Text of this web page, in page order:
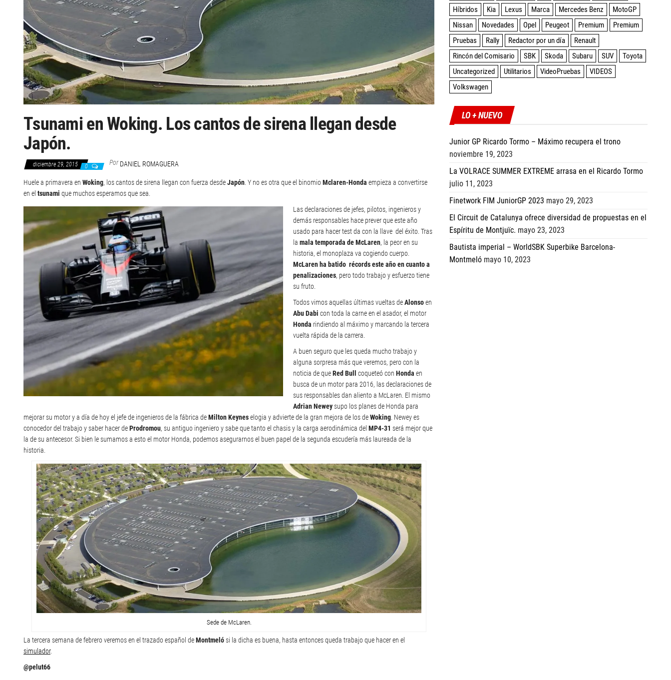
Tsunami en Woking. Los cantos de sirena llegan desde
Japón.
diciembre 29, 2015 0 Por DANIEL ROMAGUERA
Huele a primavera en Woking, los cantos de sirena llegan con fuerza desdeJapón . Y no es otra que el binomio Mclaren-Honda empieza a convertirse
en el tsunami que muchos esperamos que sea.
Las declaraciones de jefes, pilotos, ingenieros y
demás responsables hace prever que este año
usado para hacer test da con la llave del éxito. Tras
la mala temporada de McLaren, la peor en su
historia, el monoplaza va cogiendo cuerpo.
McLaren ha batido récords este año en cuanto a
penalizaciones, pero todo trabajo y esfuerzo tiene
su fruto.
Todos vimos aquellas últimas vueltas deAlonsoen
Abu Dabi con toda la carne en el asador, el motor
Honda rindiendo al máximo y marcando la tercera
vuelta rápida de la carrera.
A buen seguro que les queda mucho trabajo y
alguna sorpresa más que veremos, pero con la
noticia de queRed Bull coqueteó con Honda en
busca de un motor para 2016, las declaraciones de
sus responsables dan aliento a McLaren. El mismo
Adrian Neweysupo los planes de Honda para
mejorar su motor y a día de hoy el jefe de ingenieros de la fábrica deMilton Keyneselogia y advierte de la gran mejora de los deWoking . Newey es
conocedor del trabajo y saber hacer deProdromou, su antiguo ingeniero y sabe que tanto el chasis y la carga aerodinámica del MP4-31 será mejor que
la de su antecesor. Si bien le sumamos a esto el motor Honda, podemos asegurarnos el buen papel de la segunda escudería más laureada de la
historia.
Sede de McLaren.
La tercera semana de febrero veremos en el trazado español deMontmelósi la dicha es buena, hasta entonces queda trabajo que hacer en el
simulador.
@pelut66
Híbridos
Kia Lexus Marca Mercedes Benz
MotoGP
Nissan
Novedades Opel Peugeot Premium
Premium
Pruebas
Rally Redactor por un día
Renault
Rincón del Comisario
SBK Skoda Subaru SUV
Toyota
Uncategorized
Utilitarios VideoPruebas
VIDEOS
Volkswagen
LO + NUEVO
Junior GP Ricardo Tormo – Máximo recupera el trono
noviembre 19, 2023
La VOLRACE SUMMER EXTREME arrasa en el Ricardo Tormo
julio 11, 2023
Finetwork FIM JuniorGP 2023 mayo 29, 2023
El Circuit de Catalunya ofrece diversidad de propuestas en el
Espíritu de Montjuïc. mayo 23, 2023
Bautista imperial – WorldSBK Superbike Barcelona-
Montmeló mayo 10, 2023